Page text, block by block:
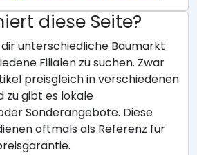
diese Seite?
unterschiedliche Baumarkt
Filialen zu suchen. Zwar
preisgleich in verschiedenen
zu gibt es lokale
Sonderangebote. Diese
oftmals als Referenz für